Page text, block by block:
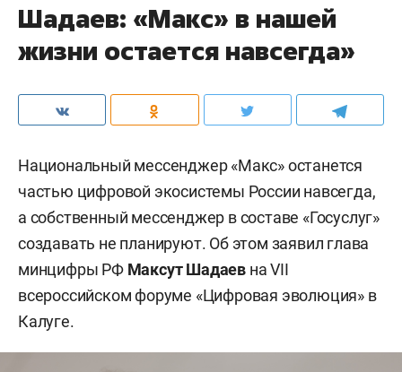
Шадаев: «Макс» в нашей
жизни остается навсегда»
Национальный мессенджер «Макс» останется
частью цифровой экосистемы России навсегда,
а собственный мессенджер в составе «Госуслуг»
создавать не планируют. Об этом заявил глава
минцифры РФ Максут Шадаев на VII
всероссийском форуме «Цифровая эволюция» в
Калуге.